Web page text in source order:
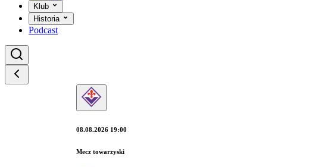
Klub
Historia
Podcast
08.08.2026 19:00
Mecz towarzyski